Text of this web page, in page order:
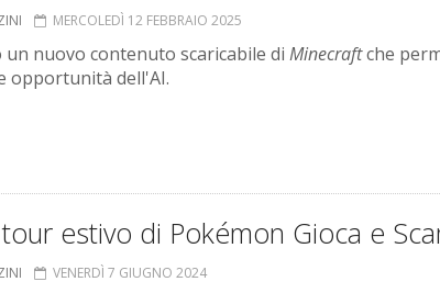
MERCOLEDÌ 12 FEBBRAIO 2025
un nuovo contenuto scaricabile di Minecraftche
opportunità dell'AI.
estivo di Pokémon Gioca e
VENERDÌ 7 GIUGNO 2024